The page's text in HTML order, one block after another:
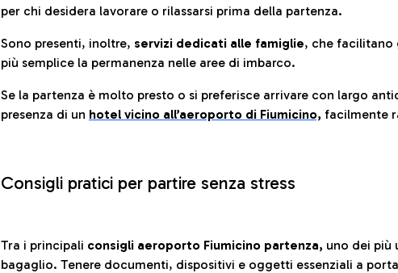
per chi desidera lavorare o rilassarsi prima della partenza.
Sono presenti, inoltre, servizi dedicati alle famiglie, che facilitano
più semplice la permanenza nelle aree di imbarco.
Se la partenza è molto presto o si preferisce arrivare con largo
presenza di un hotel vicino all’aeroporto di Fiumicino, facilmente
Consigli pratici per partire senza stress
Tra i principali consigli aeroporto Fiumicino partenza, uno dei più
bagaglio. Tenere documenti, dispositivi e oggetti essenziali a